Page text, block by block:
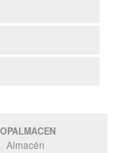
Almacén